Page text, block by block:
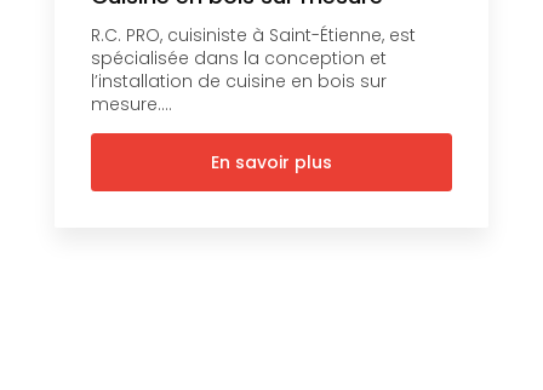
R.C. PRO, cuisiniste à Saint-Étienne, est
spécialisée dans la conception et
l’installation de cuisine en bois sur
mesure....
En savoir plus